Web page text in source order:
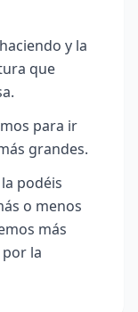
y la
que
para ir
grandes.
podéis
o menos
más
la